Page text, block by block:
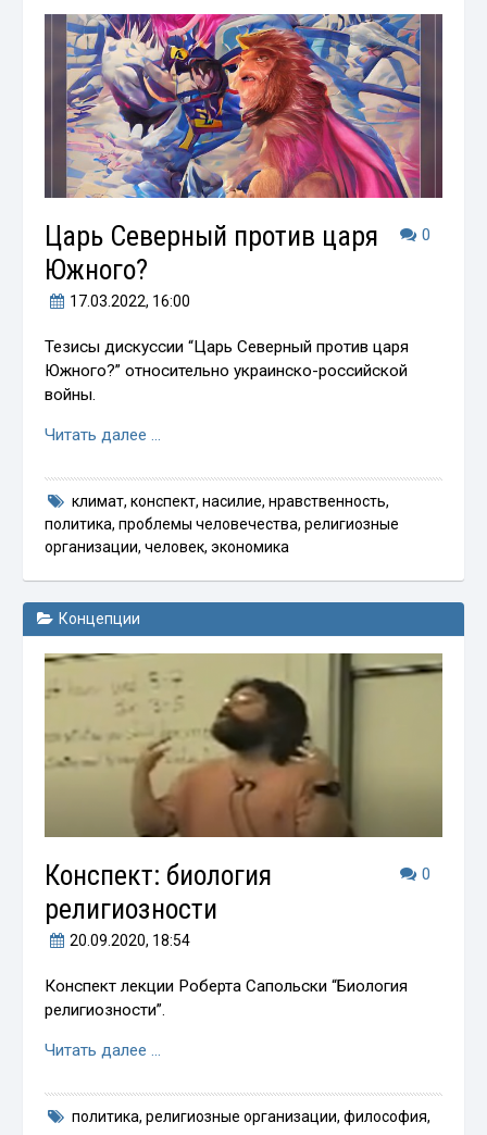
0
Царь Северный против царя
Южного?
17.03.2022, 16:00
Тезисы дискуссии “Царь Северный против царя
Южного?” относительно украинско-российской
войны.
Читать далее …
климат, конспект, насилие, нравственность,
политика,проблемы человечества,религиозные
организации,человек,экономика
Концепции
0
Конспект: биология
религиозности
20.09.2020, 18:54
Конспект лекции Роберта Сапольски “Биология
религиозности”.
Читать далее …
политика, религиозные организации, философия,